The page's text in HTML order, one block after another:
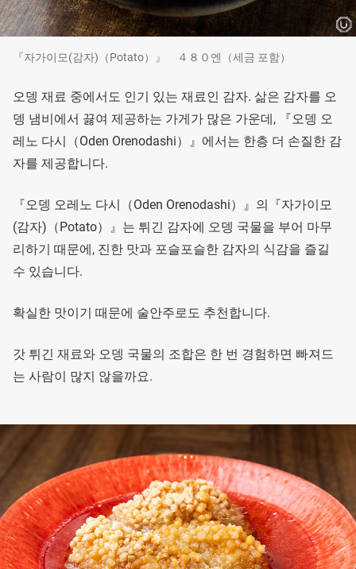
『자가이모(감자)（Potato）』 ４８０엔（세금 포함）
오뎅 재료 중에서도 인기 있는 재료인 감자. 삶은 감자를 오
뎅 냄비에서 끓여 제공하는 가게가 많은 가운데, 『오뎅 오
레노 다시（Oden Orenodashi）』에서는 한층 더 손질한 감
자를 제공합니다.
『오뎅 오레노 다시（Oden Orenodashi）』의『자가이모
(감자)（Potato）』는 튀긴 감자에 오뎅 국물을 부어 마무
리하기 때문에, 진한 맛과 포슬포슬한 감자의 식감을 즐길
수 있습니다.
확실한 맛이기 때문에 술안주로도 추천합니다.
갓 튀긴 재료와 오뎅 국물의 조합은 한 번 경험하면 빠져드
는 사람이 많지 않을까요.